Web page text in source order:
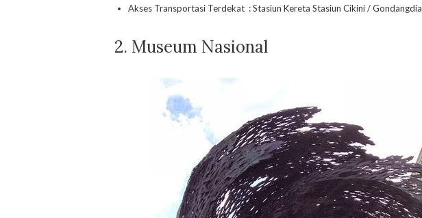
Akses Transportasi Terdekat : Stasiun Kereta Stasiun Cikini / Gondangdia
2. Museum Nasional